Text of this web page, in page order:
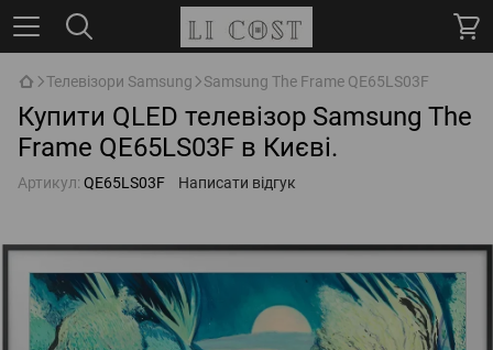
Телевізори Samsung Samsung The Frame QE65LS03F
Купити QLED телевізор Samsung The
Frame QE65LS03F в Києві.
Артикул: QE65LS03F Написати відгук